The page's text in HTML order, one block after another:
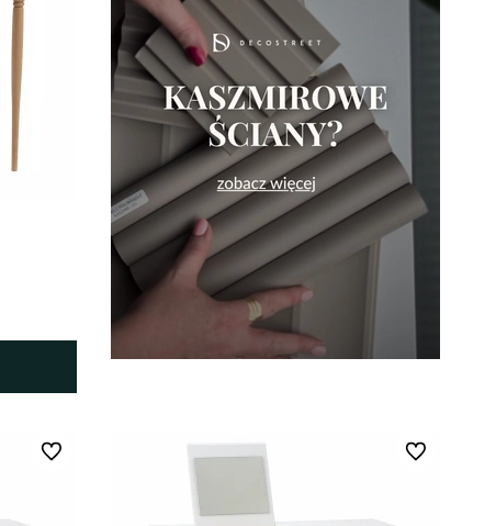
Do ulubionych Do ulubionych